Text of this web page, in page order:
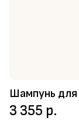
Шампунь для
3 355 р.